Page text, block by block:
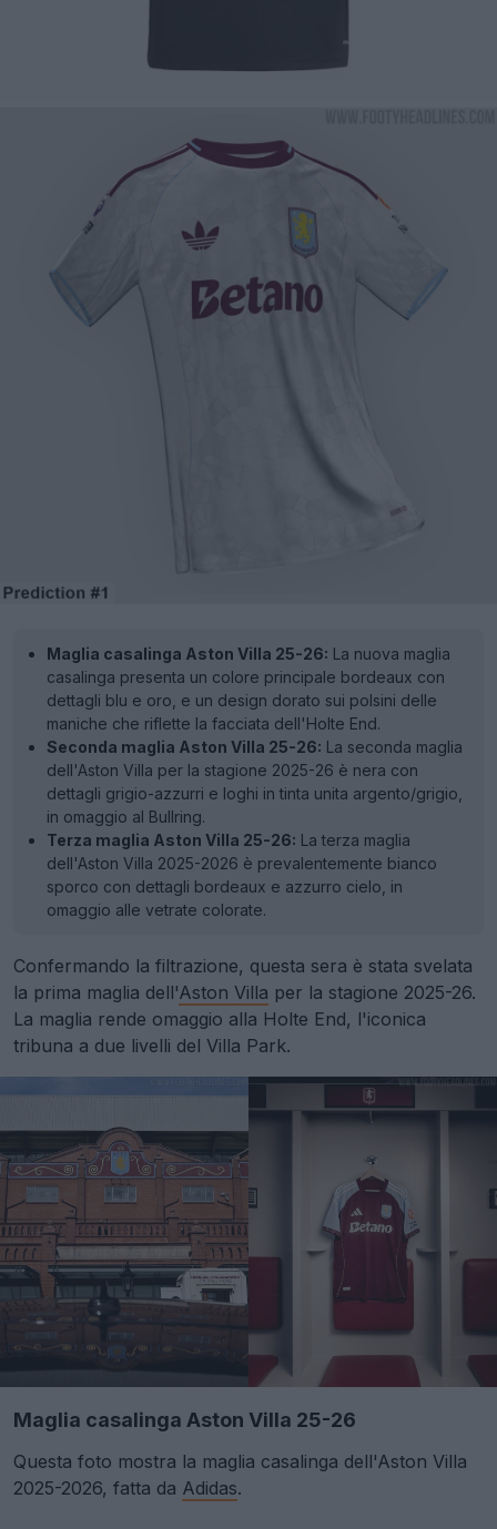
Maglia casalinga Aston Villa 25-26: La nuova maglia
casalinga presenta un colore principale bordeaux con
dettagli blu e oro, e un design dorato sui polsini delle
maniche che riflette la facciata dell'Holte End.
Seconda maglia Aston Villa 25-26: La seconda maglia
dell'Aston Villa per la stagione 2025-26 è nera con
dettagli grigio-azzurri e loghi in tinta unita argento/grigio,
in omaggio al Bullring.
Terza maglia Aston Villa 25-26: La terza maglia
dell'Aston Villa 2025-2026 è prevalentemente bianco
sporco con dettagli bordeaux e azzurro cielo, in
omaggio alle vetrate colorate.
Confermando la filtrazione, questa sera è stata svelata
la prima maglia dell'Aston Villa per la stagione 2025-26.
La maglia rende omaggio alla Holte End, l'iconica
tribuna a due livelli del Villa Park.
Maglia casalinga Aston Villa 25-26
Questa foto mostra la maglia casalinga dell'Aston Villa
2025-2026, fatta da Adidas.